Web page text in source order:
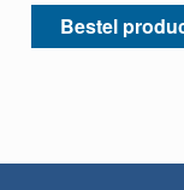
Bestel